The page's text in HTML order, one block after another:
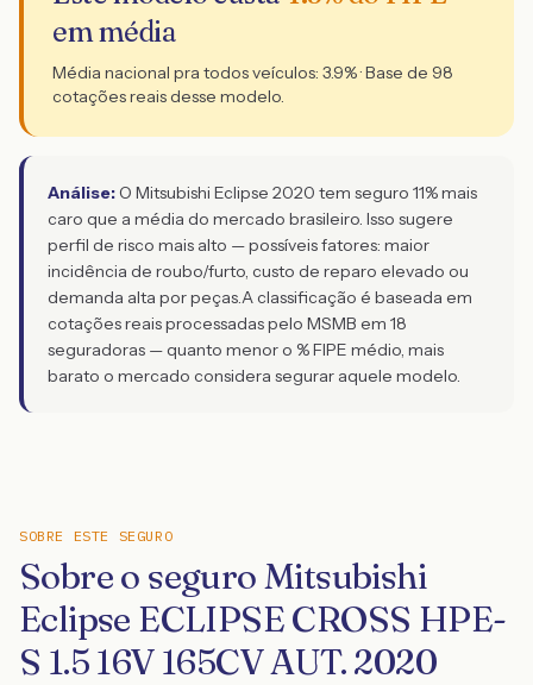
em média
Média nacional pra todos veículos: 3.9% · Base de 98
cotações reais desse modelo.
Análise: O Mitsubishi Eclipse 2020 tem seguro 11% mais
caro que a média do mercado brasileiro. Isso sugere
perfil de risco mais alto — possíveis fatores: maior
incidência de roubo/furto, custo de reparo elevado ou
demanda alta por peças.A classificação é baseada em
cotações reais processadas pelo MSMB em 18
seguradoras — quanto menor o % FIPE médio, mais
barato o mercado considera segurar aquele modelo.
SOBRE ESTE SEGURO
Sobre o seguro Mitsubishi
Eclipse ECLIPSE CROSS HPE-
S 1.5 16V 165CV AUT. 2020